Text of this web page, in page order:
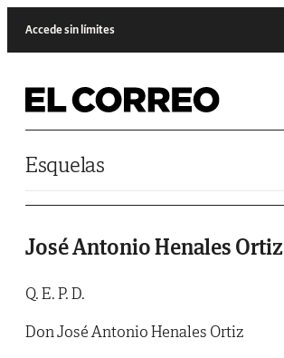
Accede sin límites
Esquelas
José Antonio Henales Ortiz
Q. E. P. D.
Don José Antonio Henales Ortiz